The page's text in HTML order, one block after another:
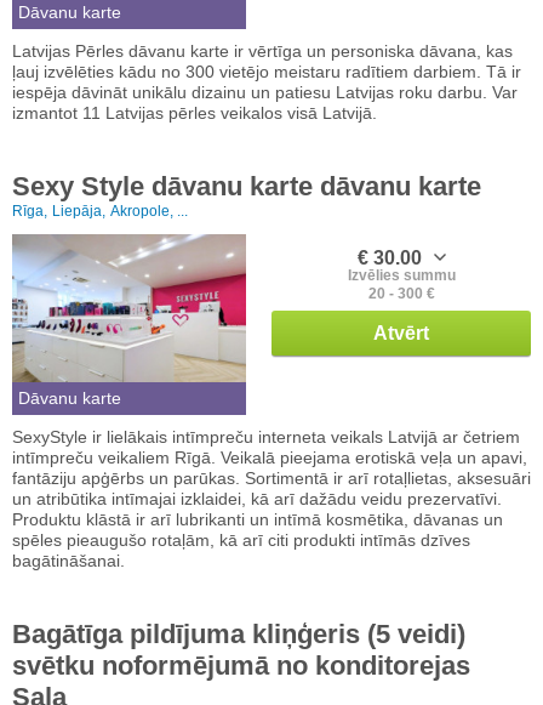
Dāvanu karte
Latvijas Pērles dāvanu karte ir vērtīga un personiska dāvana, kas
ļauj izvēlēties kādu no 300 vietējo meistaru radītiem darbiem. Tā ir
iespēja dāvināt unikālu dizainu un patiesu Latvijas roku darbu. Var
izmantot 11 Latvijas pērles veikalos visā Latvijā.
Sexy Style dāvanu karte dāvanu karte
Rīga, Liepāja, Akropole, ...
Dāvanu karte
€ 30.00
Izvēlies summu
20 - 300 €
Atvērt
SexyStyle ir lielākais intīmpreču interneta veikals Latvijā ar četriem
intīmpreču veikaliem Rīgā. Veikalā pieejama erotiskā veļa un apavi,
fantāziju apģērbs un parūkas. Sortimentā ir arī rotaļlietas, aksesuāri
un atribūtika intīmajai izklaidei, kā arī dažādu veidu prezervatīvi.
Produktu klāstā ir arī lubrikanti un intīmā kosmētika, dāvanas un
spēles pieaugušo rotaļām, kā arī citi produkti intīmās dzīves
bagātināšanai.
Bagātīga pildījuma kliņģeris (5 veidi)
svētku noformējumā no konditorejas
Sala